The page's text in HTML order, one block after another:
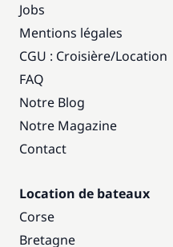
Jobs
Mentions légales
CGU : Croisière/Location
FAQ
Notre Blog
Notre Magazine
Contact
Location de bateaux
Corse
Bretagne